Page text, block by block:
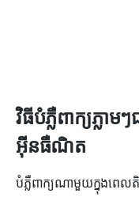
វិធីបំភ្លឺពាក្យភ្លា
អ៊ីនធឺណិត
បំភ្លឺពាក្យណាមួយក្នុងពេ